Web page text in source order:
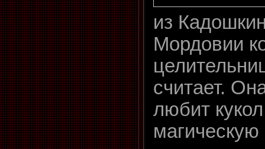
из
Мордовии
считает.
любит
магическую